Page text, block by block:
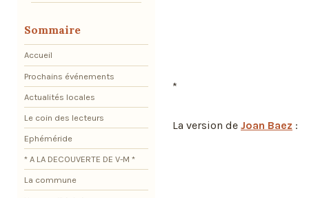
*
La version de Joan Baez :
Sommaire
Accueil
Prochains événements
Actualités locales
Le coin des lecteurs
Ephéméride
* A LA DECOUVERTE DE V-M *
La commune